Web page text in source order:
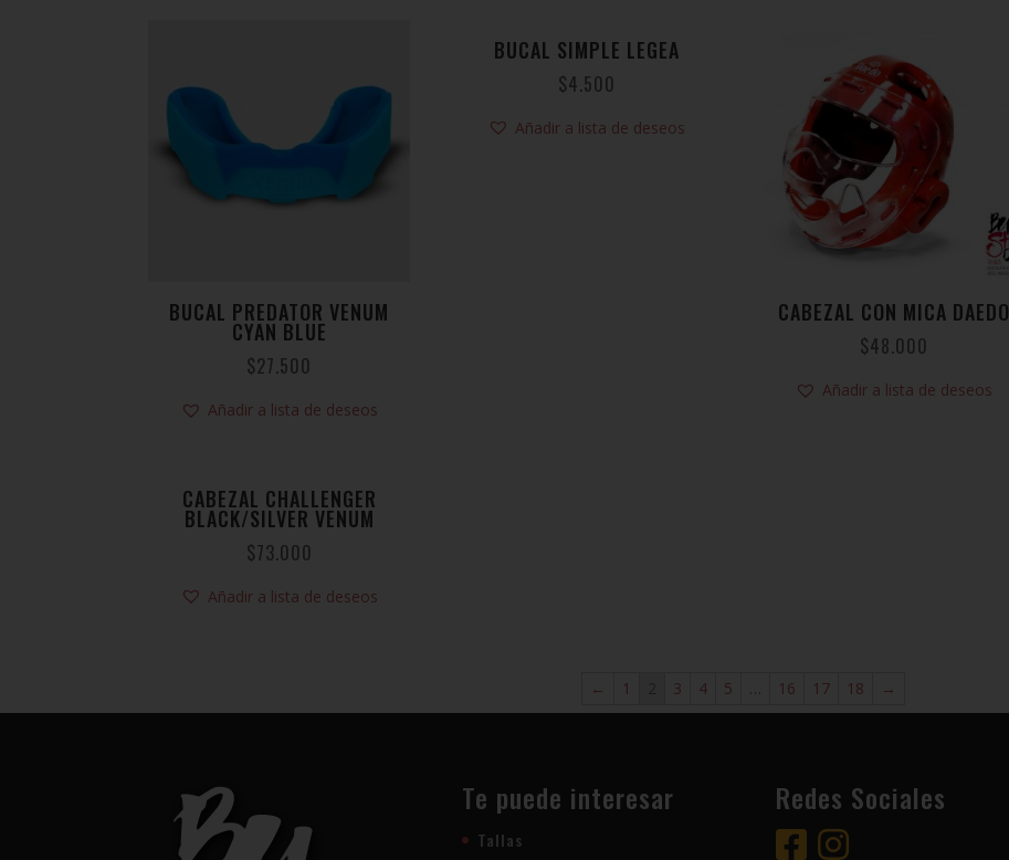
BUCAL PREDATOR VENUM
CYAN BLUE
$27.500
Añadir a lista de deseos
BUCAL SIMPLE LEGEA
$4.500
Añadir a lista de deseos
CABEZAL CON MICA DAEDO
$48.000
Añadir a lista de deseos
CABEZAL CHALLENGER
BLACK/SILVER VENUM
$73.000
Añadir a lista de deseos
← 1 3 4 5 16 17 18 →
Te puede interesar
Tallas
Redes Sociales